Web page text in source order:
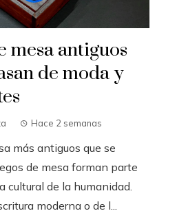
mesa antiguos
de moda y
Hace 2 semanas
más antiguos que se
de mesa forman parte
cultural de la humanidad.
moderna o de l...